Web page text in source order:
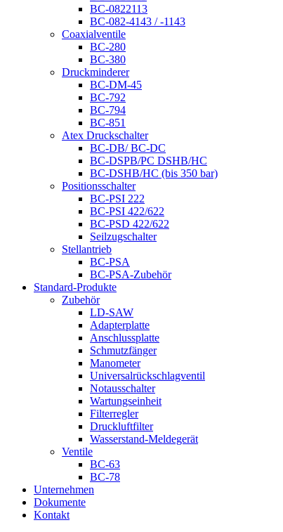
BC-0822113
BC-082-4143 / -1143
Coaxialventile
BC-280
BC-380
Druckminderer
BC-DM-45
BC-792
BC-794
BC-851
Atex Druckschalter
BC-DB/ BC-DC
BC-DSPB/PC DSHB/HC
BC-DSHB/HC (bis 350 bar)
Positionsschalter
BC-PSI 222
BC-PSI 422/622
BC-PSD 422/622
Seilzugschalter
Stellantrieb
BC-PSA
BC-PSA-Zubehör
Standard-Produkte
Zubehör
LD-SAW
Adapterplatte
Anschlussplatte
Schmutzfänger
Manometer
Universalrückschlagventil
Notausschalter
Wartungseinheit
Filterregler
Druckluftfilter
Wasserstand-Meldegerät
Ventile
BC-63
BC-78
Unternehmen
Dokumente
Kontakt